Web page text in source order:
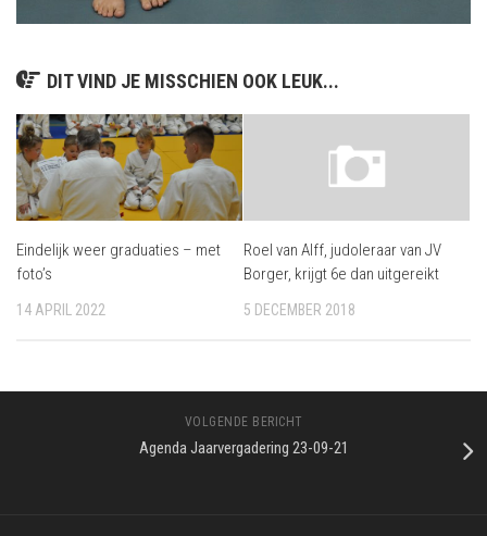
DIT VIND JE MISSCHIEN OOK LEUK...
Eindelijk weer graduaties – met
foto’s
14 APRIL 2022
Roel van Alff, judoleraar van JV
Borger, krijgt 6e dan uitgereikt
5 DECEMBER 2018
VOLGENDE BERICHT
Agenda Jaarvergadering 23-09-21